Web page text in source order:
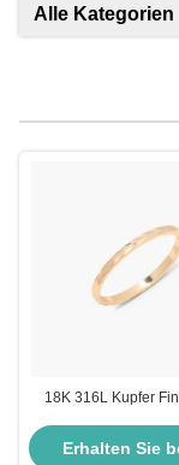
Alle Kategorien
18K 316L Kupfer
Erhalten Sie